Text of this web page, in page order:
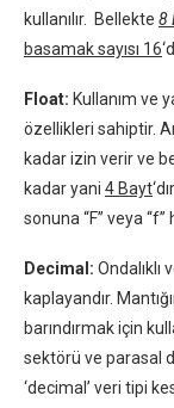
kullanılır. Bellekte 8
basamak sayısı 16
Float: Kullanım ve
özellikleri sahiptir.
kadar izin verir ve
kadar yani 4 Bayt
sonuna “F” veya
Decimal:
kaplayandır.
barındırmak için
sektörü ve parasal
‘decimal’ veri tipi